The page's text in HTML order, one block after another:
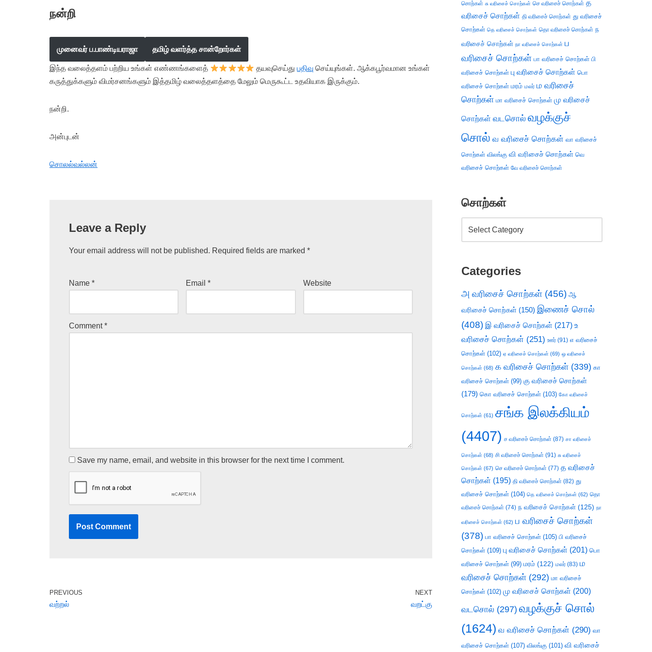
நன்றி
முனைவர் ப.பாண்டியராஜா தமிழ் வளர்த்த சான்றோர்கள்
இந்த வலைத்தளம் பற்றிய உங்கள் எண்ணங்களைத் தயவுசெய்துபதிவு செய்யுங்கள். ஆக்கபூர்வமான உங்கள்
கருத்துக்களும் விமர்சனங்களும் இத்தமிழ் வலைத்தளத்தை மேலும் மெருகூட்ட உதவியாக இருக்கும்.
நன்றி.
அன்புடன்
சொலல்வல்லன்
Leave a Reply
Your email address will not be published. Required fields are marked *
Name * Email* Website
Comment*
Save my name, email, and website in this browser for the next time I comment.
PREVIOUS
வற்றல்
NEXT
வறட்கு
சொற்கள் சு வரிசைச் சொற்கள் செ வரிசைச் சொற்கள் த
வரிசைச் சொற்கள் தி வரிசைச் சொற்கள் து வரிசைச்
சொற்கள் தெ வரிசைச் சொற்கள் தொ வரிசைச் சொற்கள் ந
வரிசைச் சொற்கள் நா வரிசைச் சொற்கள் ப
வரிசைச் சொற்கள் பா வரிசைச் சொற்கள் பி
வரிசைச் சொற்கள் பு வரிசைச் சொற்கள் பொ
வரிசைச் சொற்கள் மரம் மலர் ம வரிசைச்
சொற்கள் மா வரிசைச் சொற்கள் மு வரிசைச்
சொற்கள் வடசொல் வழக்குச்
சொல் வ வரிசைச் சொற்கள் வா வரிசைச்
சொற்கள் விலங்கு வி வரிசைச் சொற்கள் வெ
வரிசைச் சொற்கள் வே வரிசைச் சொற்கள்
சொற்கள்
Categories
அ வரிசைச் சொற்கள் (456) ஆ
வரிசைச் சொற்கள் (150) இணைச் சொல்
(408) இ வரிசைச் சொற்கள் (217) உ
வரிசைச் சொற்கள் (251) ஊர் (91) எ வரிசைச்
சொற்கள் (102) ஏ வரிசைச் சொற்கள் (69) ஒ வரிசைச்
சொற்கள் (68) க வரிசைச் சொற்கள் (339) கா
வரிசைச் சொற்கள் (99) கு வரிசைச் சொற்கள்
(179) கொ வரிசைச் சொற்கள் (103) கோ வரிசைச்
சொற்கள் (61) சங்க இலக்கியம்
(4407) ச வரிசைச் சொற்கள் (87) சா வரிசைச்
சொற்கள் (68) சி வரிசைச் சொற்கள் (91) சு வரிசைச்
சொற்கள் (67) செ வரிசைச் சொற்கள் (77) த வரிசைச்
சொற்கள் (195) தி வரிசைச் சொற்கள் (82) து
வரிசைச் சொற்கள் (104) தெ வரிசைச் சொற்கள் (62) தொ
வரிசைச் சொற்கள் (74) ந வரிசைச் சொற்கள் (125) நா
வரிசைச் சொற்கள் (62) ப வரிசைச் சொற்கள்
(378) பா வரிசைச் சொற்கள் (105) பி வரிசைச்
சொற்கள் (109) பு வரிசைச் சொற்கள் (201) பொ
வரிசைச் சொற்கள் (99) மரம் (122) மலர் (83) ம
வரிசைச் சொற்கள் (292) மா வரிசைச்
சொற்கள் (102) மு வரிசைச் சொற்கள் (200)
வடசொல் (297) வழக்குச் சொல்
(1624) வ வரிசைச் சொற்கள் (290) வா
வரிசைச் சொற்கள் (107) விலங்கு (101) வி வரிசைச்